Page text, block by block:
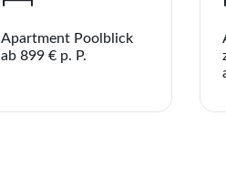
Apartment Poolblick
ab 899 € p. P.